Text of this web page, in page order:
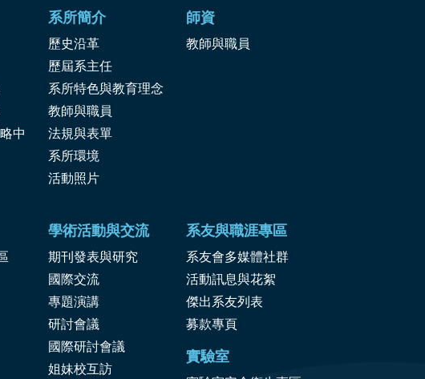
中
系所簡介
歷史沿革
歷屆系主任
系所特色與教育理念
教師與職員
法規與表單
系所環境
活動照片
師資
教師與職員
學術活動與交流
期刊發表與研究
國際交流
專題演講
研討會議
國際研討會議
姐妹校互訪
系友與職涯專區
系友會多媒體社群
活動訊息與花絮
傑出系友列表
募款專頁
實驗室